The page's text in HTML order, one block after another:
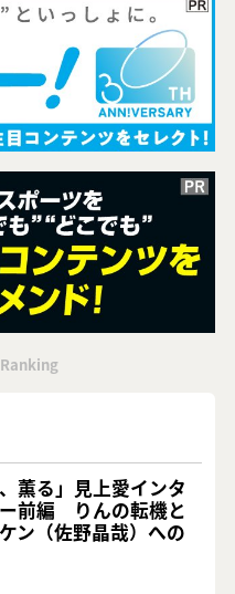
Ranking
、薫る」見上愛インタ
前編 りんの転機と
ン（佐野晶哉）への